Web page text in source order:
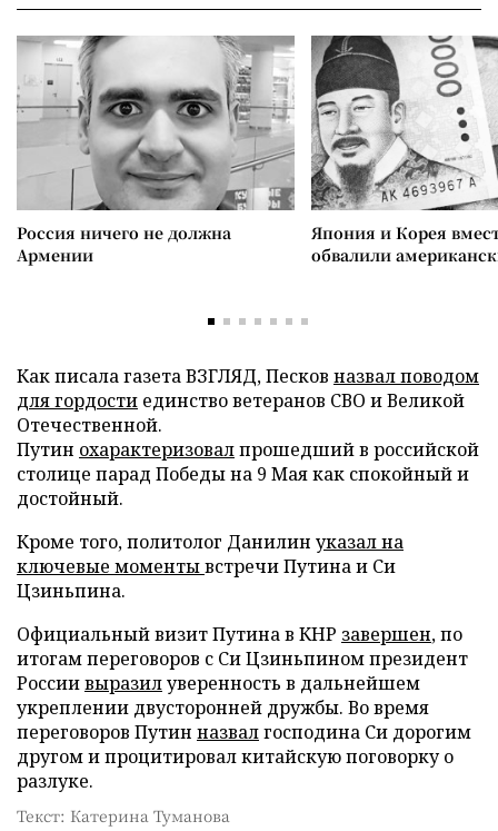
Россия ничего не должна
Армении
Япония и Корея
обвалили
Как писала газета ВЗГЛЯД, Песков назвал поводом
для гордости единство ветеранов СВО и Великой
Отечественной.
Путин охарактеризовалпрошедший в российской
столице парад Победы на 9 Мая как спокойный и
достойный.
Кроме того, политолог Данилин указал на
ключевые моментывстречи Путина и Си
Цзиньпина.
Официальный визит Путина в КНР завершен, по
итогам переговоров с Си Цзиньпином президент
Россиивыразилуверенность в дальнейшем
укреплении двусторонней дружбы. Во время
переговоров Путин назвалгосподина Си дорогим
другом и процитировал китайскую поговорку о
разлуке.
Текст: Катерина Туманова